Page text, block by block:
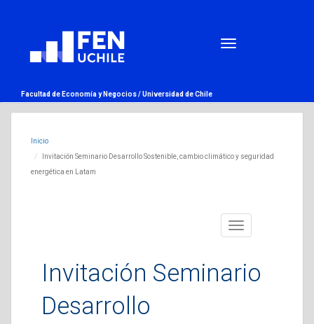
Facultad de Economía y Negocios /Universidad de Chile
Inicio
Invitación Seminario Desarrollo Sostenible, cambio climático y seguridad
energética en Latam
Toggle
Invitación Seminario
Desarrollo